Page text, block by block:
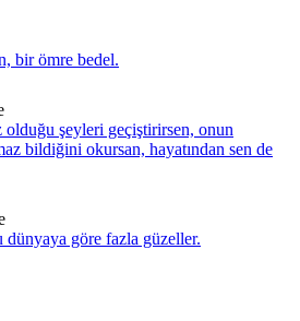
bir ömre bedel.
olduğu şeyleri geçiştirirsen, onun
bildiğini okursan, hayatından sen de
göre fazla güzeller.